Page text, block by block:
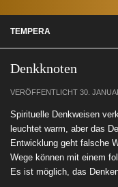
TEMPERA
Denkknoten
VERÖFFENTLICHT 30.
Spirituelle Denkweisen
leuchtet warm, aber das
Entwicklung geht falsche
Wege können mit einem
Es ist möglich, das